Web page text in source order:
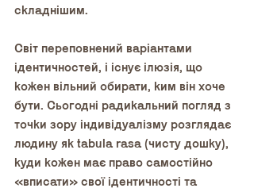
складнішим.
Світ переповнений варіантами
ідентичностей, і існує ілюзія, що
кожен вільний обирати, ким він хоче
бути. Сьогодні радикальний погляд з
точки зору індивідуалізму розглядає
людину як tabula rasa (чисту дошку),
куди кожен має право самостійно
«вписати» свої ідентичності та